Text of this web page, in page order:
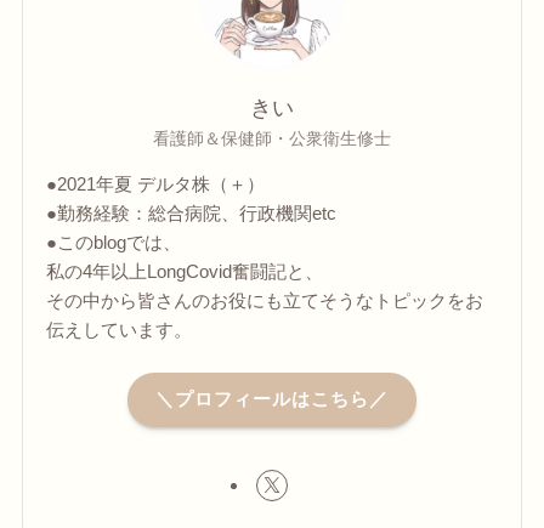
きい
看護師＆保健師・公衆衛生修士
●2021年夏 デルタ株（＋）
●勤務経験：総合病院、行政機関etc
●このblogでは、
私の4年以上LongCovid奮闘記と、
その中から皆さんのお役にも立てそうなトピックをお
伝えしています。
＼プロフィールはこちら／